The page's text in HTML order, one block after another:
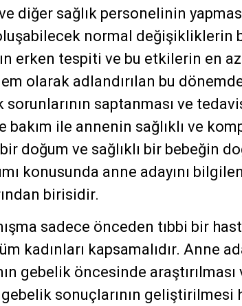
diğer sağlık personelinin
normal değişikliklerin
erken tespiti ve bu etkilerin en
olarak adlandırılan bu
sorunlarının saptanması ve
bakım ile annenin sağlıklı ve
doğum ve sağlıklı bir bebeğin
konusunda anne adayını
birisidir.
sadece önceden tıbbi bir
kadınları kapsamalıdır. Anne
gebelik öncesinde
sonuçlarının geliştirilmesi